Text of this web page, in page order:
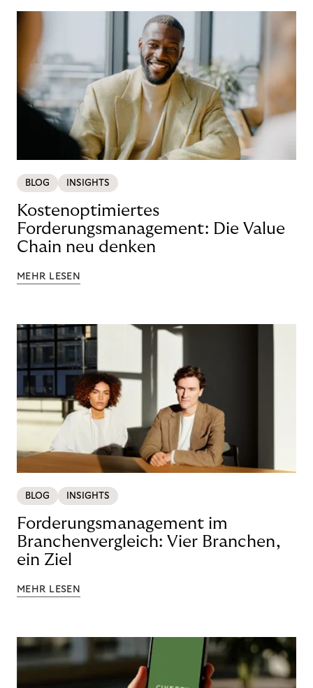
BLOG INSIGHTS
Kostenoptimiertes
Forderungsmanagement: Die Value
Chain neu denken
MEHR LESEN
BLOG INSIGHTS
Forderungsmanagement im
Branchenvergleich: Vier Branchen,
ein Ziel
MEHR LESEN